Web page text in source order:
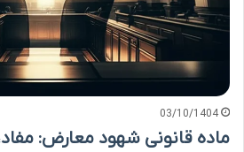
03/10/1404
ماده قانونی شهود معارض: